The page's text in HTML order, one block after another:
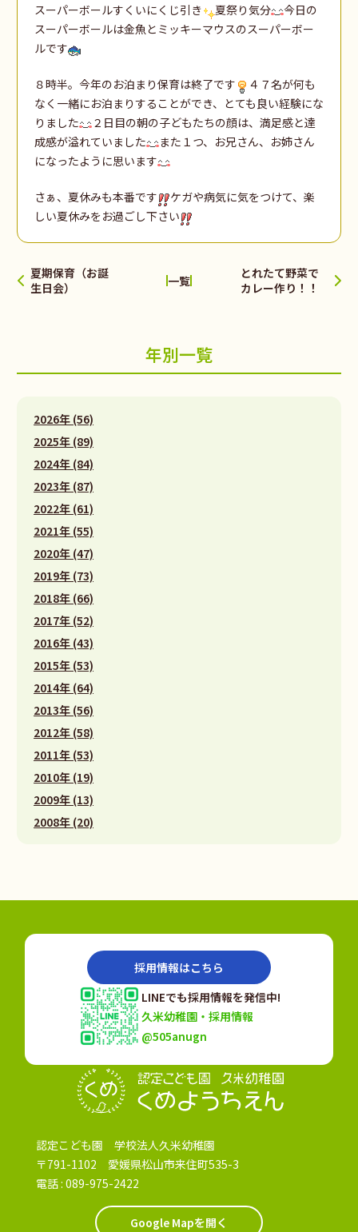
スーパーボールすくいにくじ引き 夏祭り気分
今日の
スーパーボールは金魚とミッキーマウスのスーパーボー
ルです
８時半。今年のお泊まり保育は終了です
４７名が何も
なく一緒にお泊まりすることができ、とても良い経験にな
りました
２日目の朝の子どもたちの顔は、満足感と達
成感が溢れていました
また１つ、お兄さん、お姉さん
になったように思います
さぁ、夏休みも本番です
ケガや病気に気をつけて、楽
しい夏休みをお過ごし下さい
夏期保育（お誕
生日会）
一覧
とれたて野菜で
カレー作り！！
年別一覧
2026年 (56)
2025年 (89)
2024年 (84)
2023年 (87)
2022年 (61)
2021年 (55)
2020年 (47)
2019年 (73)
2018年 (66)
2017年 (52)
2016年 (43)
2015年 (53)
2014年 (64)
2013年 (56)
2012年 (58)
2011年 (53)
2010年 (19)
2009年 (13)
2008年 (20)
認定こども園 学校法人久米幼稚園
〒791-1102 愛媛県松山市来住町535-3
電話 : 089-975-2422
Google Mapを開く
採用情報はこちら
LINEでも採用情報を発信中!
久米幼稚園・採用情報
@505anugn